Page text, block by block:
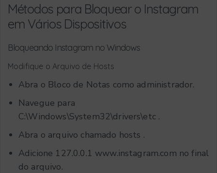
Métodos para Bloquear o Instagram
em Vários Dispositivos
Bloqueando Instagram no Windows
Modifique o Arquivo de Hosts
Abra o Bloco de Notas como administrador.
Navegue para
C:\Windows\System32\drivers\etc .
Abra o arquivo chamado hosts .
Adicione 127.0.0.1 www.instagram.com no final
do arquivo.